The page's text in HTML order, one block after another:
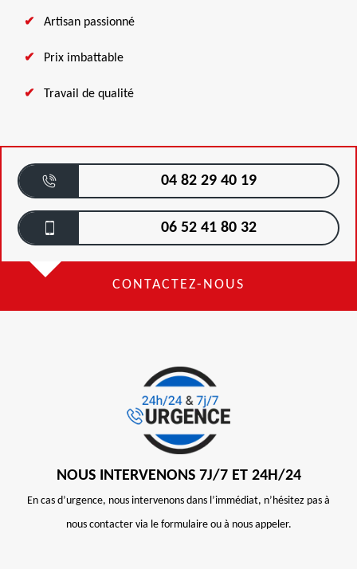
Artisan passionné
Prix imbattable
Travail de qualité
04 82 29 40 19
06 52 41 80 32
CONTACTEZ-NOUS
NOUS INTERVENONS 7J/7 ET 24H/24
En cas d’urgence, nous intervenons dans l’immédiat, n’hésitez pas à
nous contacter via le formulaire ou à nous appeler.